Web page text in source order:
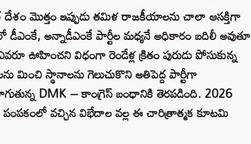
మొత్తం ఇప్పుడు తమిళ రాజకీయాలను చాలా ఆసక్తిగా
డీఎంకే, అన్నాడీఎంకే పార్టీల మధ్యనే అధికారం బదిలీ అవుతూ
ఊహించని విధంగా రెండేళ్ల క్రితం పురుడు పోసుకున్న
మించి స్థానాలను గెలుచుకొని అతిపెద్ద పార్టీగా
DMK – కాంగ్రెస్ బంధానికి తెరపడింది. 2026
వచ్చిన విభేదాల వల్ల ఈ చారిత్రాత్మక కూటమి